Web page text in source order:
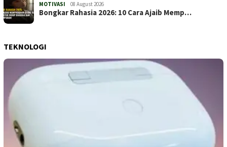
MOTIVASI 08 August 2026
Bongkar Rahasia 2026: 10 Cara Ajaib Memp…
TEKNOLOGI